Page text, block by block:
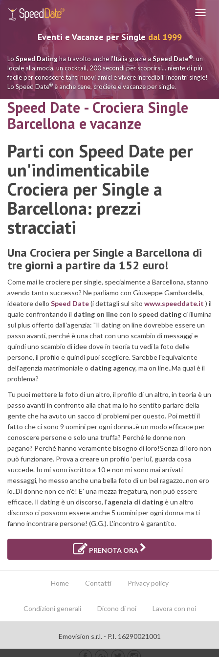
Eventi e Vacanze per Single dal 1999
Lo Speed Datingha travolto anche l'Italia grazie a Speed Date®: un
locale alla moda, un cocktail, 200 secondi per scoprirsi... niente di più
facile per conoscere tanti nuovi amici e vivere incredibili incontri single!
Lo Speed Date® è anche cene, crociere e vacanze per single.
Speed Date - Crociera Single
Barcellona e vacanze
Parti con Speed Date per
un'indimenticabile
Crociera per Single a
Barcellona: prezzi
stracciati
Una Crociera per Single a Barcellona di
tre giorni a partire da 152 euro!
Come mai le crociere per single, specialmente a Barcellona, stanno
avendo tanto successo? Ne parliamo con Giuseppe Gambardella,
ideatore dello Speed Date(i dettagli sul sito www.speeddate.it ) il
quale confrontando il dating on linecon lo speed datingci illumina
sul plus offerto dall'agenzia: "Il dating on line dovrebbe essere un
passo avanti, perché è una chat con uno scambio di messaggi e
quindi uno scambio di idee dove in teoria tu vedi la foto delle
persone, il profilo e quindi puoi scegliere. Sarebbe l'equivalente
dell'agenzia matrimoniale o dating agency, ma on line..Ma qual è il
problema?
Tu puoi mettere la foto di un altro, il profilo di un altro, in teoria è un
passo avanti in confronto alla chat ma io ho sentito parlare della
gente che ha avuto un sacco di problemi per questo. Poi metti il
fatto che ci sono 9 uomini per ogni donna..è un modo efficace per
conoscere persone o solo una truffa? Perché le donne non
pagano? Perché hanno veramente bisogno di loro!Senza di loro non
può funzionare. Prova a creare un profilo 'per lui', guarda cosa
succede. Io mi sono iscritto a 10 e non mi sono mai arrivati
messaggi, ho messo anche una bella foto di un bel ragazzo..non ero
io..Di donne non ce n'è! E' una mezza fregatura, non può essere
efficace. Il dating è un discorso, l'agenzia di datingè un altro
discorso ci possono essere anche 5 uomini per ogni donna ma ti
fanno incontrare persone! (G.G.). L'incontro è garantito.
PRENOTA ORA
Home Contatti Privacy policy
Condizioni generali Dicono di noi Lavora con noi
Emovision s.r.l. - P.I. 16290021001